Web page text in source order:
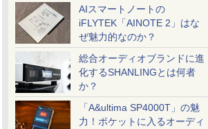
AIスマートノートの
iFLYTEK「AINOTE 2」はな
ぜ魅力的なのか？
総合オーディオブランドに進
化するSHANLINGとは何者
か？
「A&ultima SP4000T」の魅
力！ポケットに入るオーディ